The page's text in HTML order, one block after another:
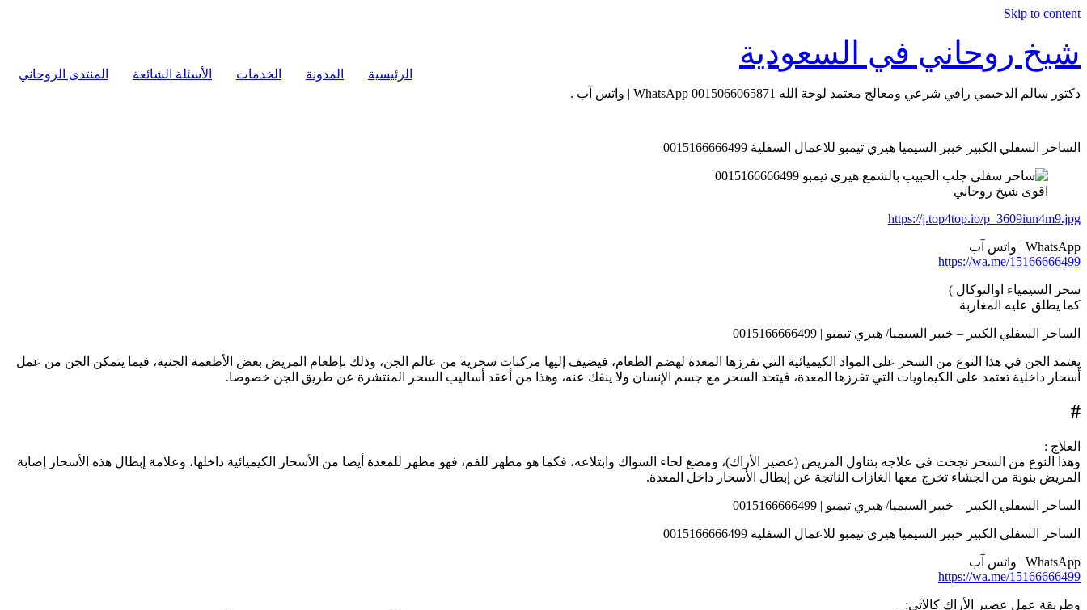
Skip to content
شيخ روحاني في السعودية
دكتور سالم الدحيمي راقي شرعي ومعالج معتمد لوجة الله 0015066065871 WhatsApp | واتس آب .
الرئيسية المدونة الخدمات الأسئلة الشائعة المنتدى الروحاني
الساحر السفلي الكبير خبير السيميا هيري تيمبو للاعمال السفلية 0015166666499
اقوى شيخ روحاني
https://j.top4top.io/p_3609iun4m9.jpg
WhatsApp | واتس آب
https://wa.me/15166666499
سحر السيمياء اوالتوكال )
كما يطلق عليه المغاربة
الساحر السفلي الكبير – خبير السيميا/ هيري تيمبو | 0015166666499
يعتمد الجن في هذا النوع من السحر على المواد الكيميائية التي تفرزها المعدة لهضم الطعام، فيضيف إليها مركبات سحرية من عالم الجن، وذلك بإطعام المريض بعض الأطعمة الجنية، فيما يتمكن الجن من عمل
أسحار داخلية تعتمد على الكيماويات التي تفرزها المعدة، فيتحد السحر مع جسم الإنسان ولا ينفك عنه، وهذا من أعقد أساليب السحر المنتشرة عن طريق الجن خصوصا.
#
العلاج :
وهذا النوع من السحر نجحت في علاجه بتناول المريض (عصير الأراك)، ومضغ لحاء السواك وابتلاعه، فكما هو مطهر للفم، فهو مطهر للمعدة أيضا من الأسحار الكيميائية داخلها، وعلامة إبطال هذه الأسحار إصابة
المريض بنوبة من الجشاء تخرج معها الغازات الناتجة عن إبطال الأسحار داخل المعدة.
الساحر السفلي الكبير – خبير السيميا/ هيري تيمبو | 0015166666499
الساحر السفلي الكبير خبير السيميا هيري تيمبو للاعمال السفلية 0015166666499
WhatsApp | واتس آب
https://wa.me/15166666499
وطريقة عمل عصير الأراك كالآتي:_